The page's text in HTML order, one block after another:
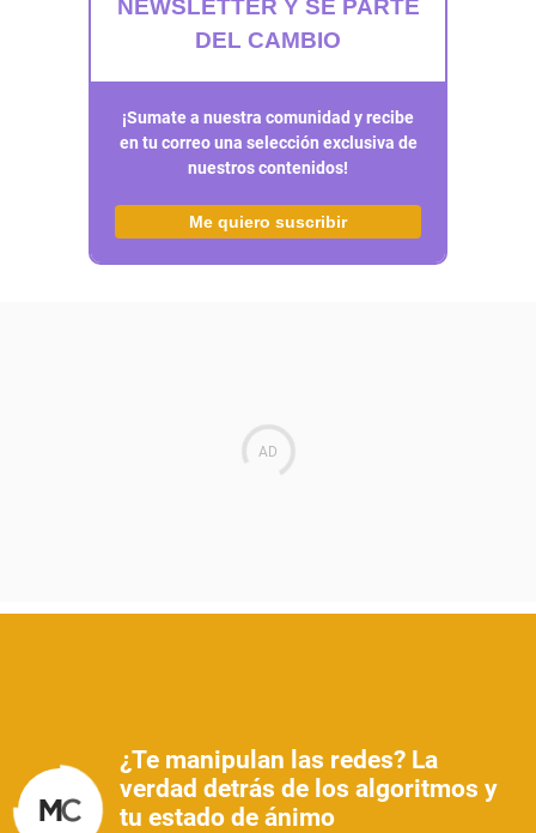
NEWSLETTER Y SÉ PARTE
DEL CAMBIO
¡Sumate a nuestra comunidad y recibe
en tu correo una selección exclusiva de
nuestros contenidos!
Me quiero suscribir
¿Te manipulan las redes? La
verdad detrás de los algoritmos y
tu estado de ánimo